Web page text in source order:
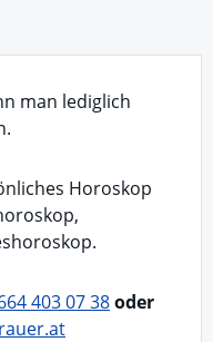
man lediglich
Horoskop
403 07 38oder